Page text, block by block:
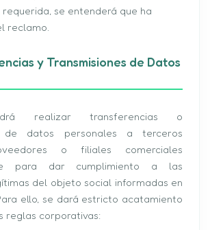
se entenderá que ha
reclamo.
y Transmisiones de Datos
realizar transferencias o
de datos personales a terceros
o filiales comerciales
para dar cumplimiento a las
del objeto social informadas en
ello, se dará estricto acatamiento
reglas corporativas: